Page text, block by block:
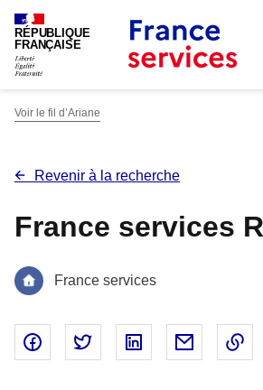
RÉPUBLIQUE
FRANÇAISE
Voir le fil d’Ariane
Revenir à la recherche
France services
France services
Partager sur Facebook - nouvelle
Partager sur Twitter -
Partager sur